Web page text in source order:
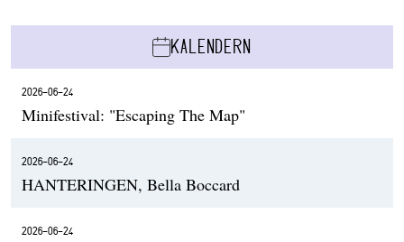
KALENDERN
2026-06-24
Minifestival: "Escaping The Map"
2026-06-24
HANTERINGEN, Bella Boccard
2026-06-24